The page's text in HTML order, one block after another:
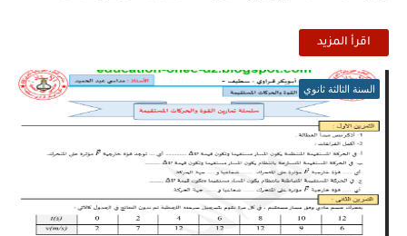
اقرأ المزيد
السنة الثالثة ثانوي